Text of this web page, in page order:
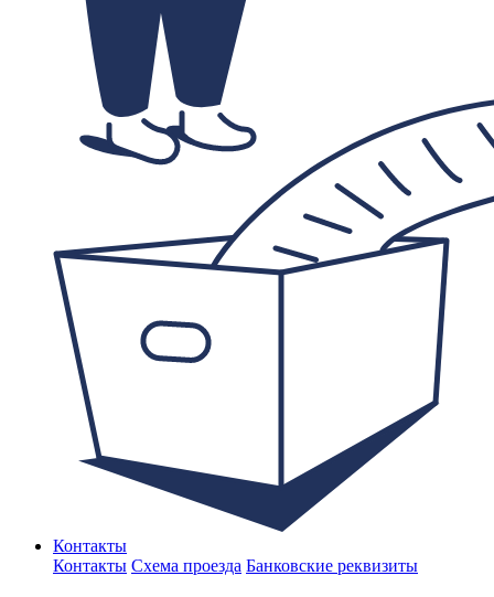
Контакты
Контакты Схема проезда Банковские реквизиты